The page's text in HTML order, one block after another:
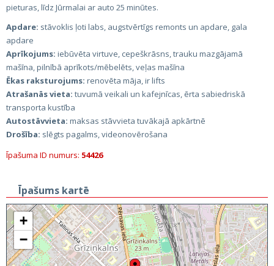
pieturas, līdz Jūrmalai ar auto 25 minūtes.
Apdare: stāvoklis ļoti labs, augstvērtīgs remonts un apdare, gala
apdare
Aprīkojums: iebūvēta virtuve, cepeškrāsns, trauku mazgājamā
mašīna, pilnībā aprīkots/mēbelēts, veļas mašīna
Ēkas raksturojums: renovēta māja, ir lifts
Atrašanās vieta: tuvumā veikali un kafejnīcas, ērta sabiedriskā
transporta kustība
Autostāvvieta: maksas stāvvieta tuvākajā apkārtnē
Drošība: slēgts pagalms, videonovērošana
Īpašuma ID numurs: 54426
Īpašums kartē
+
−